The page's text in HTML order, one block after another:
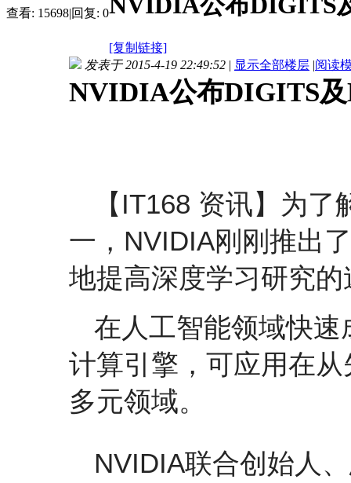
查看: 15698|回复: 0
[复制链接]
发表于 2015-4-19 22:49:52 | 显示全部楼层 |阅读
NVIDIA公布DIGITS及
【IT168 资讯】为
一，NVIDIA刚刚推出
地提高深度学习研究
在人工智能领域快
计算引擎，可应用在
多元领域。
NVIDIA联合创始人